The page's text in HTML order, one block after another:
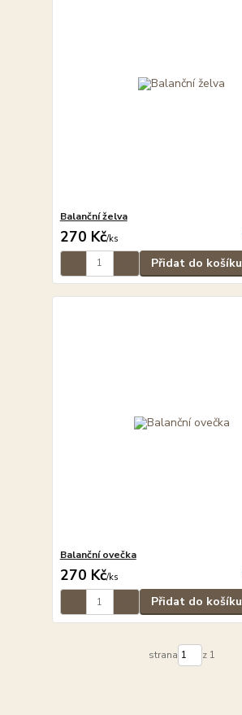
Balanční želva
270 Kč/ks
Přidat do košíku
Balanční ovečka
270 Kč/ks
Přidat do košíku
strana z 1